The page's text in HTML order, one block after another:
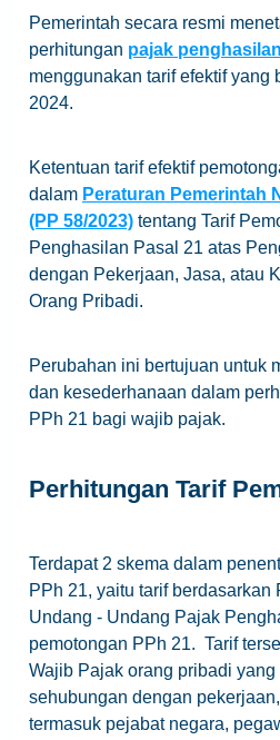
Pemerintah secara resmi
perhitungan pajak
menggunakan tarif efektif yang
2024.
Ketentuan tarif efektif
dalam Peraturan Pemerintah
(PP 58/2023) tentang Tarif
Penghasilan Pasal 21 atas
dengan Pekerjaan, Jasa, atau
Orang Pribadi.
Perubahan ini bertujuan untuk
dan kesederhanaan dalam
PPh 21 bagi wajib pajak.
Perhitungan Tarif
Terdapat 2 skema dalam
PPh 21, yaitu tarif berdasarkan
Undang - Undang Pajak
pemotongan PPh 21. Tarif
Wajib Pajak orang pribadi
sehubungan dengan
termasuk pejabat negara,